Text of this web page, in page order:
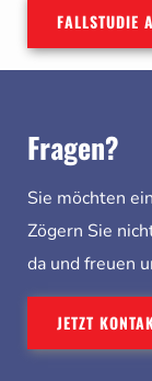
FALLSTUDIE
Fragen?
Sie möchten
Zögern Sie
da und freuen
JETZT